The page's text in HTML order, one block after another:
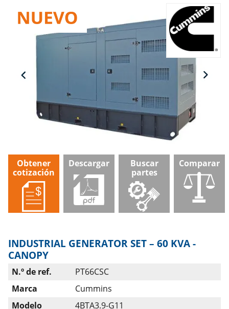
Obtener
cotización
Descargar
Buscar
partes
Comparar
INDUSTRIAL GENERATOR SET – 60 KVA -
CANOPY
N.º de ref.
PT66CSC
Marca
Cummins
Modelo
4BTA3.9-G11